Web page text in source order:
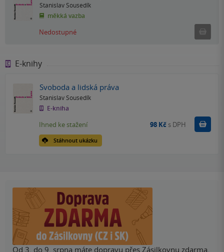
Stanislav Sousedík
měkká vazba
Nedostupné
E-knihy
Svoboda a lidská práva
Stanislav Sousedík
E-kniha
Stáhnout ukázku
Ihned ke stažení 98 Kč s DPH Koupit
Od 3. do 9. srpna máte dopravu přes Zásilkovnu zdarma.